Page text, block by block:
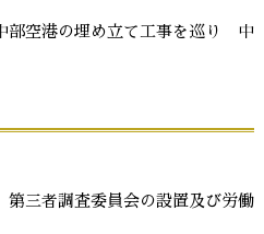
部空港の埋め立て工事を巡り 中
第三者調査委員会の設置及び労働